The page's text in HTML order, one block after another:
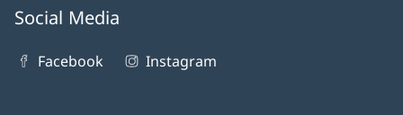
Social Media
Facebook Instagram